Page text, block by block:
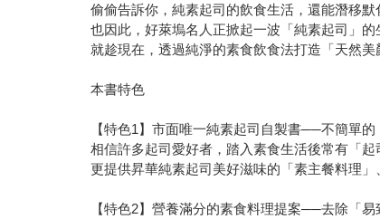
偷偷告訴你，純素起司的飲食生活，還能潛移默
也因此，好萊塢名人正掀起一波「純素起司」的
就趁現在，透過純淨的素食飲食法打造「天然美
本書特色
【特色1】市面唯一純素起司自製書──不簡單
相信許多起司愛好者，踏入素食生活後常有「
更提供昇華純素起司美好滋味的「素主餐料理
【特色2】營養滿分的素食料理提案──去除「